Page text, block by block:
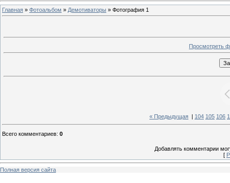
Главная » Фотоальбом » Демотиваторы » Фотография 1
Просмотреть
« Предыдущая 104 105 106
Всего комментариев: 0
Добавлять комментарии
[
Полная версия сайта